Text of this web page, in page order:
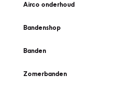
Airco onderhoud
Bandenshop
Banden
Zomerbanden